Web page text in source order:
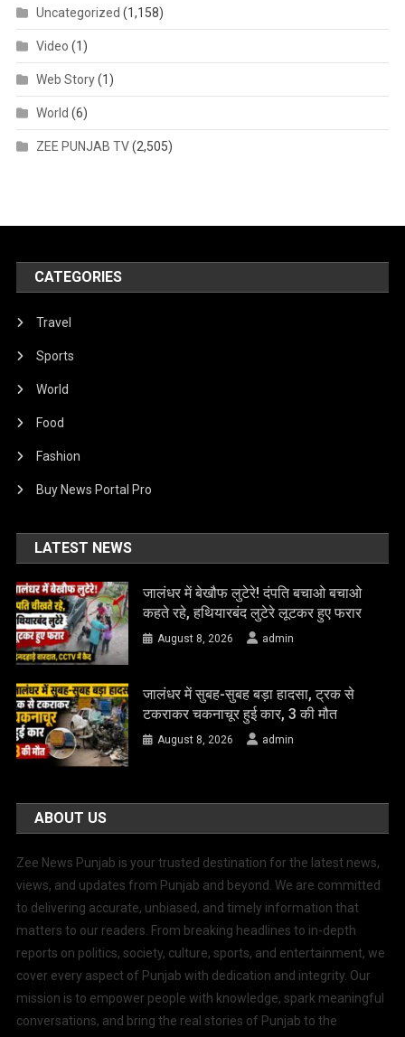
Uncategorized (1,158)
Video (1)
Web Story(1)
World (6)
ZEE PUNJAB TV(2,505)
CATEGORIES
Travel
Sports
World
Food
Fashion
Buy News Portal Pro
LATEST NEWS
जालंधर में बेखौफ लुटेरे! दंपति बचाओ बचाओ
कहते रहे, हथियारबंद लुटेरे लूटकर हुए फरार
August 8, 2026 admin
जालंधर में सुबह-सुबह बड़ा हादसा, ट्रक से
टकराकर चकनाचूर हुई कार, 3 की मौत
August 8, 2026 admin
ABOUT US
Zee News Punjab is your trusted destination for the latest news,
views, and updates from Punjab and beyond. We are committed
to delivering accurate, unbiased, and timely information that
matters to our readers. From breaking headlines to in-depth
reports on politics, society, culture, sports, and entertainment, we
cover every aspect of Punjab with dedication and integrity. Our
mission is to empower people with knowledge, spark meaningful
conversations, and bring the real stories of Punjab to the